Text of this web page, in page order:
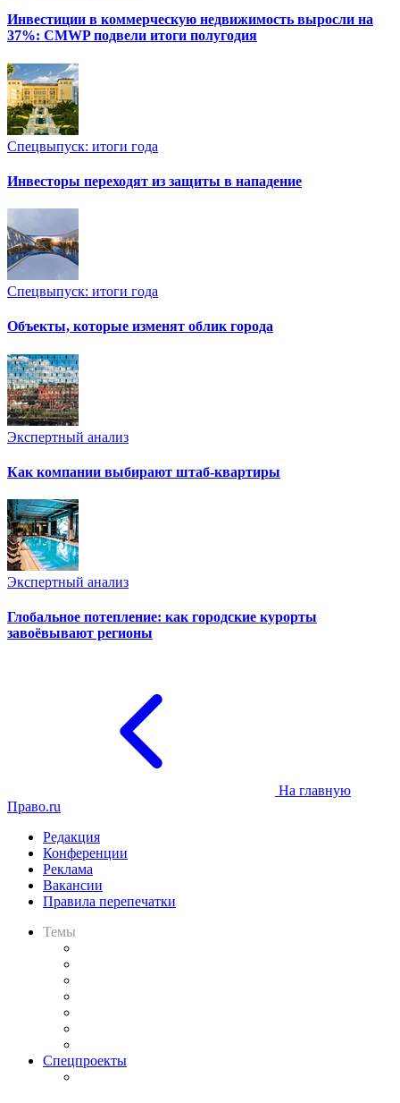
Инвестиции в коммерческую недвижимость выросли на
37%: CMWP подвели итоги полугодия
Спецвыпуск: итоги года
Инвесторы переходят из защиты в нападение
Спецвыпуск: итоги года
Объекты, которые изменят облик города
Экспертный анализ
Как компании выбирают штаб-квартиры
Экспертный анализ
Глобальное потепление: как городские курорты
завоёвывают регионы
На главную
Право.ru
Редакция
Конференции
Реклама
Вакансии
Правила перепечатки
Темы
Спецпроекты